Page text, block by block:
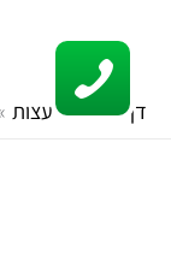
לתוכן
דף הבית עצות